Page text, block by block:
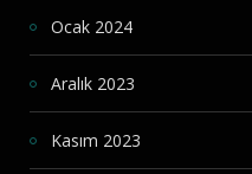
Ocak 2024
Aralık 2023
Kasım 2023